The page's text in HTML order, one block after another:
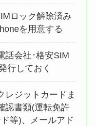
ロック解除済み
を用意する
話会社･格安SIM
行しておく
レジットカードま
認書類(運転免許
等)、メールアド